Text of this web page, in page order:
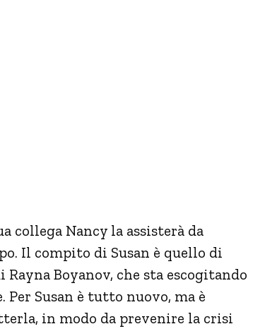
collega Nancy la assisterà da
Il compito di Susan è quello di
Boyanov, che sta escogitando
Susan è tutto nuovo, ma è
in modo da prevenire la crisi